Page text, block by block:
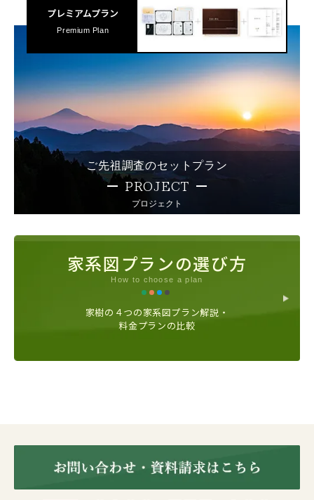
プレミアムプラン
Premium Plan
ご先祖調査のセットプラン
PROJECT
プロジェクト
家系図プランの選び方
How to choose a plan
家樹の４つの家系図プラン解説・
料金プランの比較